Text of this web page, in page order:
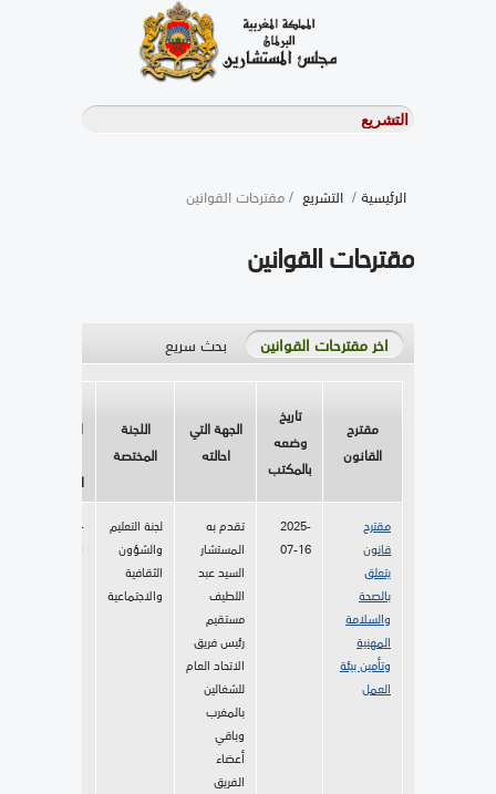
الرئيسية/ التشريع / مقترحات القوانين
مقترحات القوانين
اخر مقترحات القوانين بحث سريع
مقترح
القانون
تاريخ
وضعه
بالمكتب
الجهة التي
احالته
اللجنة
المختصة
احالته
اللجنة
مقترح
قانون
يتعلق
بالصحة
والسلامة
المهنية
وتأمين بيئة
العمل
2025-
07-16
تقدم به
المستشار
السيد عبد
اللطيف
مستقيم
رئيس فريق
الاتحاد العام
للشغالين
بالمغرب
وباقي
أعضاء
الفريق
لجنة التعليم
والشؤون
الثقافية
والاجتماعية
2025-